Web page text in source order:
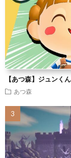
【あつ森】ジュンく
あつ森